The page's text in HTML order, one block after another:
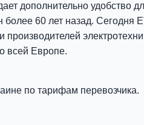
дополнительно удобство
более 60 лет назад. Сегодня
всей Европе.
по тарифам перевозчика.